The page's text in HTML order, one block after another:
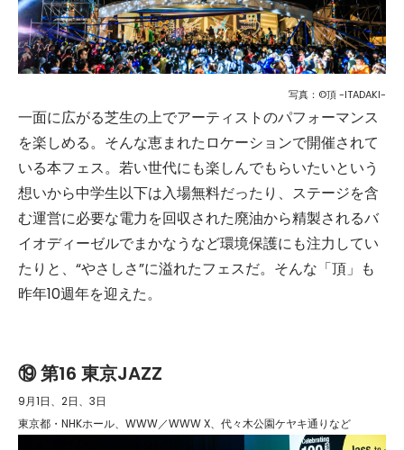
写真：©頂 -ITADAKI-
一面に広がる芝生の上でアーティストのパフォーマンス
を楽しめる。そんな恵まれたロケーションで開催されて
いる本フェス。若い世代にも楽しんでもらいたいという
想いから中学生以下は入場無料だったり、ステージを含
む運営に必要な電力を回収された廃油から精製されるバ
イオディーゼルでまかなうなど環境保護にも注力してい
たりと、“やさしさ”に溢れたフェスだ。そんな「頂」も
昨年10週年を迎えた。
⑲ 第16 東京JAZZ
9月1日、2日、3日
東京都・NHKホール、WWW／WWW X、代々木公園ケヤキ通りなど